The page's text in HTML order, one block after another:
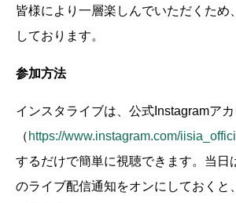
皆様により一層楽しんでいただくため
しております。
参加方法
インスタライブは、公式Instagramアカ
（ https://www.instagram.com/
するだけで簡単に視聴できます。当日
のライブ配信通知をオンにしておくと